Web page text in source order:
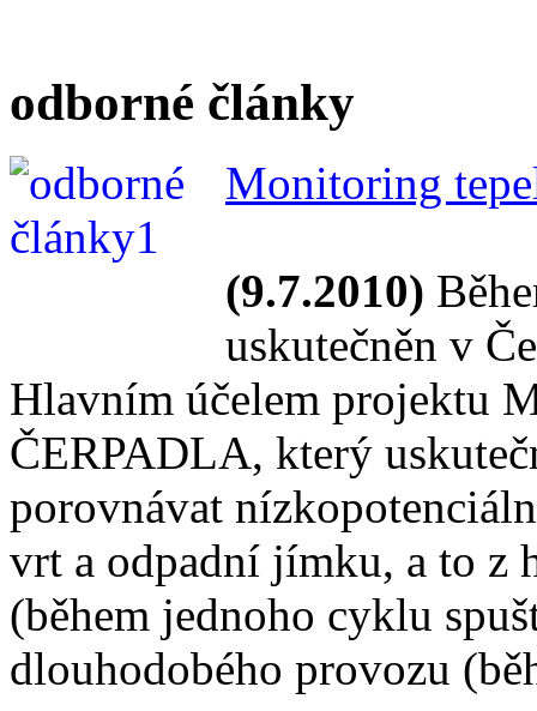
odborné články
Monitoring
(9.7.2010)
uskutečněn v
Hlavním účelem projektu
ČERPADLA, který
porovnávat
vrt a odpadní jímku, a to z
(během jednoho cyklu
dlouhodobého provozu